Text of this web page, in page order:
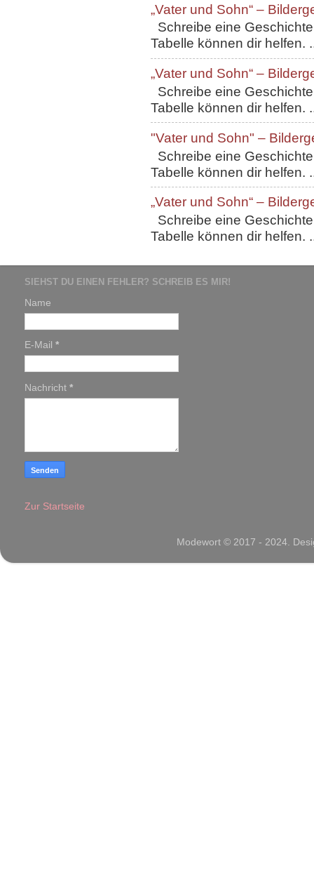
„Vater und Sohn“ –
Schreibe eine
Tabelle können dir helfen.
„Vater und Sohn“ –
Schreibe eine
Tabelle können dir helfen.
"Vater und Sohn" –
Schreibe eine
Tabelle können dir helfen.
„Vater und Sohn“ –
Schreibe eine
Tabelle können dir helfen.
SIEHST DU EINEN FEHLER? SCHREIB ES MIR!
Name
E-Mail *
Nachricht *
Zur Startseite
Modewort © 2017 - 2024.